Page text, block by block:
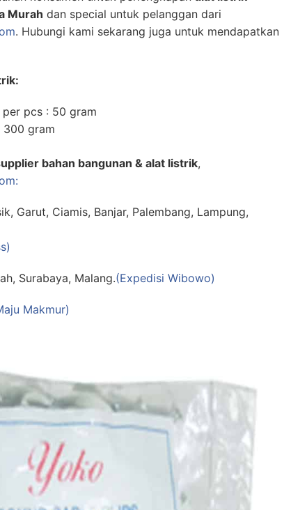
Murah dan special untuk pelanggan dari
. Hubungi kami sekarang juga untuk mendapatkan
pcs : 50 gram
300 gram
bahan bangunan & alat listrik,
Garut, Ciamis, Banjar, Palembang, Lampung,
Surabaya, Malang.(Expedisi Wibowo)
Makmur)